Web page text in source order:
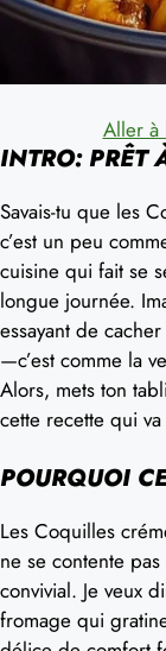
Aller à
INTRO: PRÊT
Savais-tu que les
c’est un peu
cuisine qui fait se
longue journée.
essayant de
—c’est comme la
Alors, mets ton
cette recette qui
POURQUOI
Les Coquilles
ne se contente
convivial. Je veux
fromage qui